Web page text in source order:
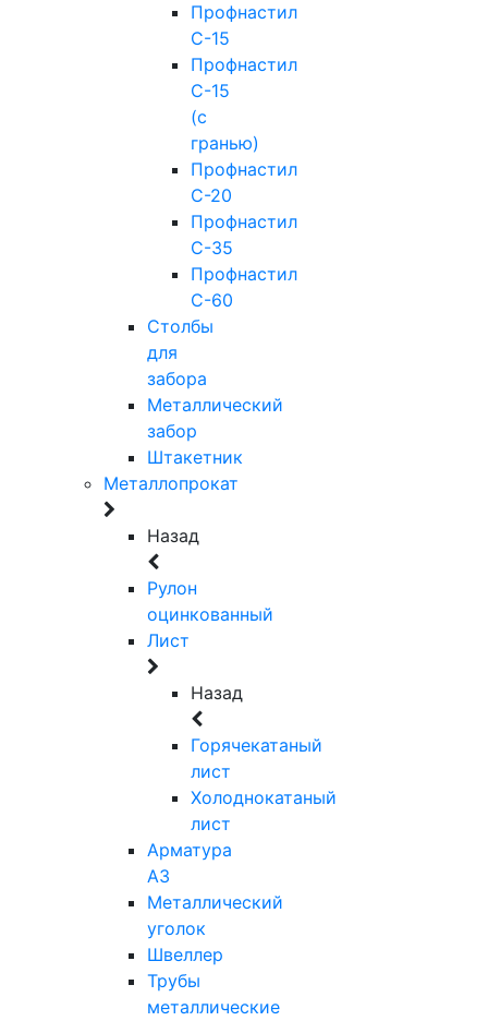
Профнастил
С-15
Профнастил
С-15
(с
гранью)
Профнастил
С-20
Профнастил
С-35
Профнастил
С-60
Столбы
для
забора
Металлический
забор
Штакетник
Металлопрокат
Назад
Рулон
оцинкованный
Лист
Назад
Горячекатаный
лист
Холоднокатаный
лист
Арматура
А3
Металлический
уголок
Швеллер
Трубы
металлические